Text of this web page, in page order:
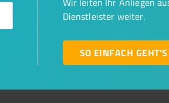
Dienstleister weiter.
SO EINFACH GEHT'S